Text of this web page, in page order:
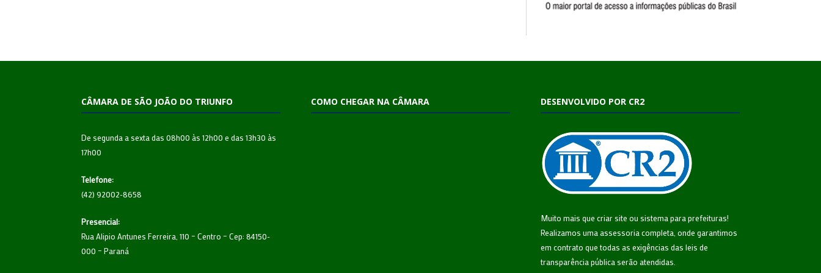
CÂMARA DE SÃO JOÃO DO TRIUNFO
De segunda a sexta das 08h00 às 12h00 e das 13h30 às
17h00
Telefone:
(42) 92002-8658
Presencial:
Rua Alipio Antunes Ferreira, 110 – Centro – Cep: 84150-
000 – Paraná
COMO CHEGAR NA CÂMARA DESENVOLVIDO POR CR2
Muito mais que criar site ou sistema para prefeituras!
Realizamos uma assessoria completa, onde garantimos
em contrato que todas as exigências das leis de
transparência pública serão atendidas.